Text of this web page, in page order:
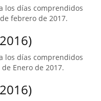
los días comprendidos
febrero de 2017.
los días comprendidos
Enero de 2017.